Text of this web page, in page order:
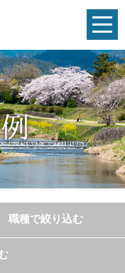
職種で絞り込む